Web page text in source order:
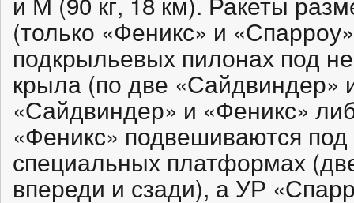
(только «Феникс» и
подкрыльевых пилонах под
крыла (по две «Сайдвиндер»
«Сайдвиндер» и «Феникс»
«Феникс» подвешиваются
специальных платформах
впереди и сзади), а УР